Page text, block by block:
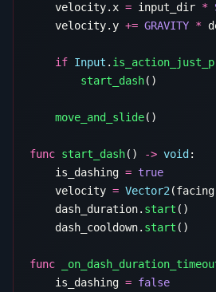
    velocity.x
= input_dir *
    velocity.y
+= GRAVITY *
    if
Input .
        start_dash
    move_and_slide
func start_dash() -> void
    is_dashing
=
    velocity
= Vector2 (facing
    dash_duration.
start
    dash_cooldown.
start
func
    is_dashing
=